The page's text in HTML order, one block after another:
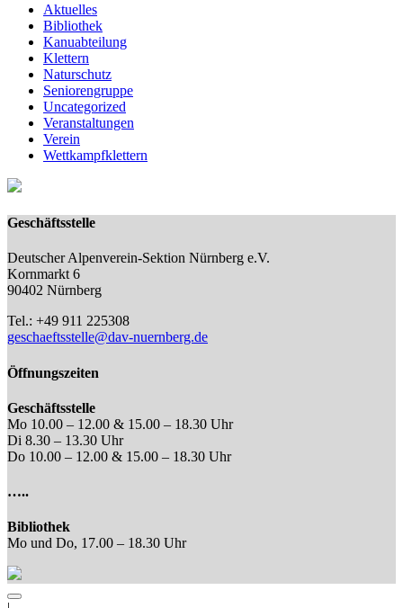
Aktuelles
Bibliothek
Kanuabteilung
Klettern
Naturschutz
Seniorengruppe
Uncategorized
Veranstaltungen
Verein
Wettkampfklettern
Geschäftsstelle
Deutscher Alpenverein-Sektion Nürnberg e.V.
Kornmarkt 6
90402 Nürnberg
Tel.: +49 911 225308
geschaeftsstelle@dav-nuernberg.de
Öffnungszeiten
Geschäftsstelle
Mo 10.00 – 12.00 & 15.00 – 18.30 Uhr
Di 8.30 – 13.30 Uhr
Do 10.00 – 12.00 & 15.00 – 18.30 Uhr
…..
Bibliothek
Mo und Do, 17.00 – 18.30 Uhr